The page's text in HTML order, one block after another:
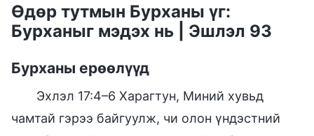
Өдөр тутмын Бурханы үг:
Бурханыг мэдэх нь | Эшлэл 93
Бурханы ерөөлүүд
Эхлэл 17:4–6 Харагтун, Миний хувьд
чамтай гэрээ байгуулж, чи олон үндэстний